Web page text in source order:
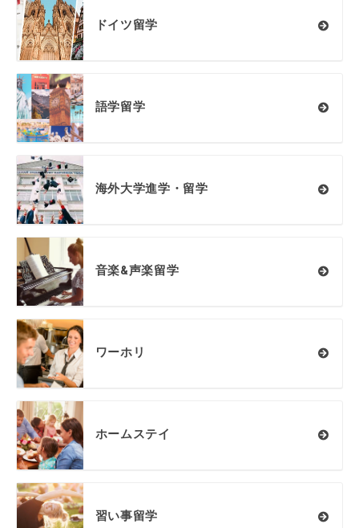
ドイツ留学
語学留学
海外大学進学・留学
音楽&声楽留学
ワーホリ
ホームステイ
習い事留学